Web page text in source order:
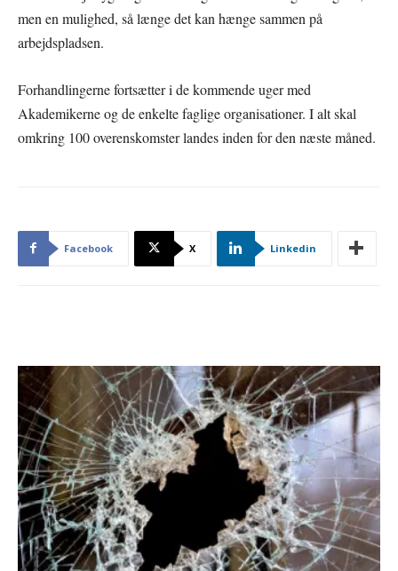
men en mulighed, så længe det kan hænge sammen på
arbejdspladsen.
Forhandlingerne fortsætter i de kommende uger med
Akademikerne og de enkelte faglige organisationer. I alt skal
omkring 100 overenskomster landes inden for den næste måned.
Facebook X Linkedin